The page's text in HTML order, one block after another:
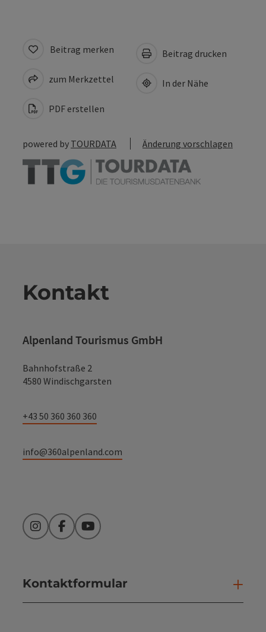
Beitrag merken
zum Merkzettel
PDF erstellen
Beitrag drucken
In der Nähe
powered by TOURDATA Änderung vorschlagen
Kontakt
Alpenland Tourismus GmbH
Bahnhofstraße 2
4580 Windischgarsten
+43 50 360 360 360
info@360alpenland.com
InstagramFacebookYouTube
Kontaktformular